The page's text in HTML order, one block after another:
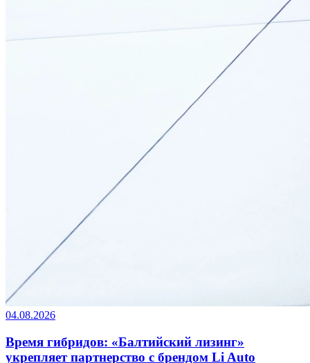
04.08.2026
Время гибридов: «Балтийский лизинг»
укрепляет партнерство с брендом Li Auto